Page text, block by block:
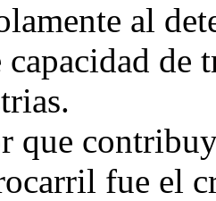
al
capacidad de
fue el